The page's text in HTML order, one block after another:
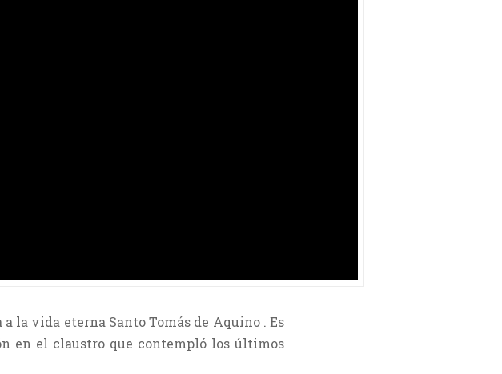
la vida eterna Santo Tomás de Aquino . Es
en el claustro que contempló los últimos